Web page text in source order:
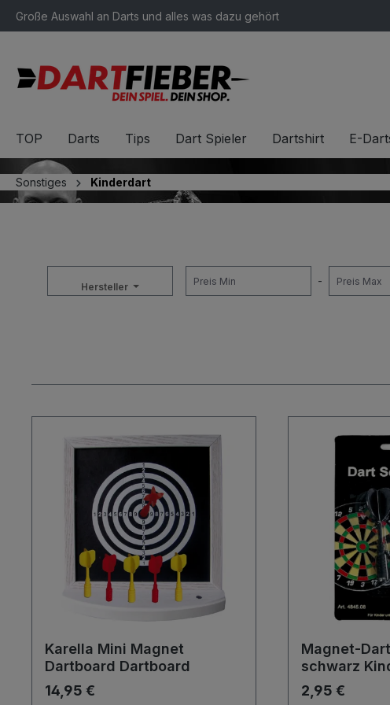
Zur Hauptnavigation springen
Große Auswahl an Darts und alles was dazu gehört
TOP Darts Tips Dart Spieler Dartshirt E-
Sonstiges Kinderdart
Hersteller -
Karella Mini Magnet
Dartboard Dartboard
14,95 €
Magnet-
schwarz
2,95 €